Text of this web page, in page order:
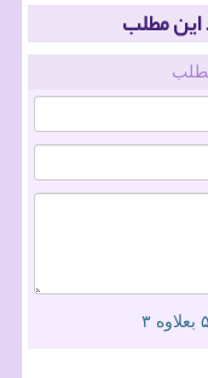
این مطلب